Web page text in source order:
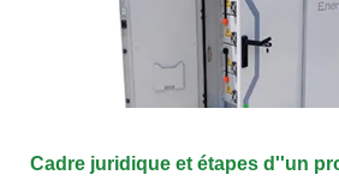
Cadre juridique et étapes d''un